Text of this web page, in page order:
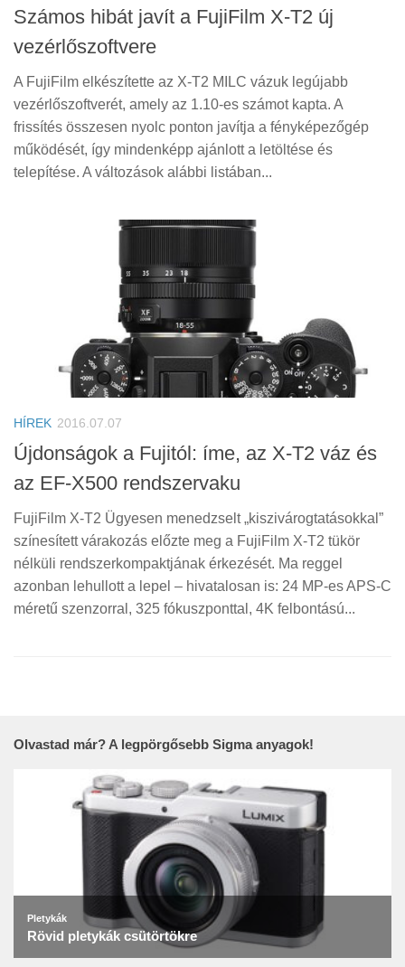
Számos hibát javít a FujiFilm X-T2 új
vezérlőszoftvere
A FujiFilm elkészítette az X-T2 MILC vázuk legújabb
vezérlőszoftverét, amely az 1.10-es számot kapta. A
frissítés összesen nyolc ponton javítja a fényképezőgép
működését, így mindenképp ajánlott a letöltése és
telepítése. A változások alábbi listában...
HÍREK 2016.07.07
Újdonságok a Fujitól: íme, az X-T2 váz és
az EF-X500 rendszervaku
FujiFilm X-T2 Ügyesen menedzselt „kiszivárogtatásokkal”
színesített várakozás előzte meg a FujiFilm X-T2 tükör
nélküli rendszerkompaktjának érkezését. Ma reggel
azonban lehullott a lepel – hivatalosan is: 24 MP-es APS-C
méretű szenzorral, 325 fókuszponttal, 4K felbontású...
Olvastad már? A legpörgősebb Sigma anyagok!